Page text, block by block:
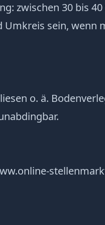
zwischen 30 bis 40
sein, wenn
o. ä.